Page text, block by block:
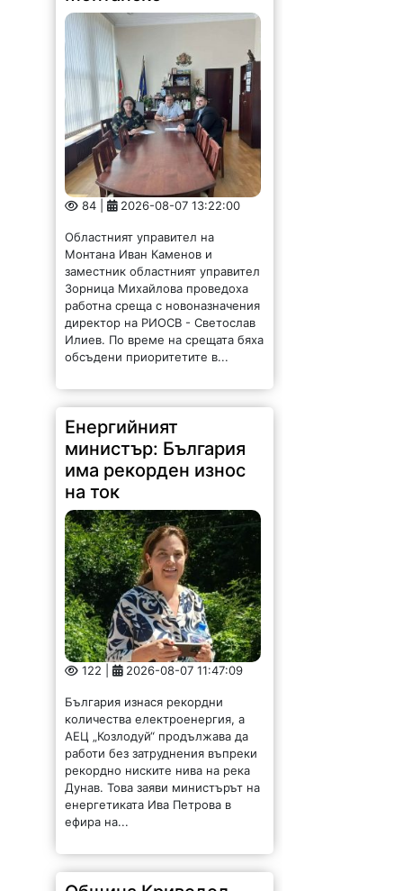
84 | 2026-08-07 13:22:00
Областният управител на
Монтана Иван Каменов и
заместник областният управител
Зорница Михайлова проведоха
работна среща с новоназначения
директор на РИОСВ - Светослав
Илиев. По време на срещата бяха
обсъдени приоритетите в...
Енергийният
министър: България
има рекорден износ
на ток
122 | 2026-08-07 11:47:09
България изнася рекордни
количества електроенергия, а
АЕЦ „Козлодуй“ продължава да
работи без затруднения въпреки
рекордно ниските нива на река
Дунав. Това заяви министърът на
енергетиката Ива Петрова в
ефира на...